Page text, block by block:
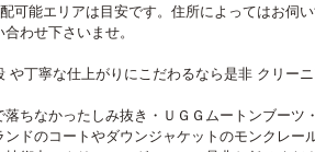
可能エリアは目安です。住所によってはお伺
合わせ下さいませ。
や丁寧な仕上がりにこだわるなら是非 クリー
落ちなかったしみ抜き・ＵＧＧムートンブー
ンドのコートやダウンジャケットのモンクレ